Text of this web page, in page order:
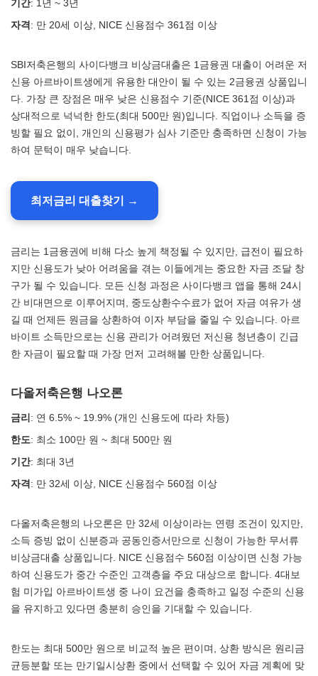
기간: 1년 ~ 3년
자격 : 만 20세 이상, NICE 신용점수 361점 이상
SBI저축은행의 사이다뱅크 비상금대출은 1금융권 대출이 어려운 저
신용 아르바이트생에게 유용한 대안이 될 수 있는 2금융권 상품입니
다. 가장 큰 장점은 매우 낮은 신용점수 기준(NICE 361점 이상)과
상대적으로 넉넉한 한도(최대 500만 원)입니다. 직업이나 소득을 증
빙할 필요 없이, 개인의 신용평가 심사 기준만 충족하면 신청이 가능
하여 문턱이 매우 낮습니다.
최저금리 대출찾기 →
금리는 1금융권에 비해 다소 높게 책정될 수 있지만, 급전이 필요하
지만 신용도가 낮아 어려움을 겪는 이들에게는 중요한 자금 조달 창
구가 될 수 있습니다. 모든 신청 과정은 사이다뱅크 앱을 통해 24시
간 비대면으로 이루어지며, 중도상환수수료가 없어 자금 여유가 생
길 때 언제든 원금을 상환하여 이자 부담을 줄일 수 있습니다. 아르
바이트 소득만으로는 신용 관리가 어려웠던 저신용 청년층이 긴급
한 자금이 필요할 때 가장 먼저 고려해볼 만한 상품입니다.
다올저축은행 나오론
금리 : 연 6.5% ~ 19.9% (개인 신용도에 따라 차등)
한도: 최소 100만 원 ~ 최대 500만 원
기간: 최대 3년
자격 : 만 32세 이상, NICE 신용점수 560점 이상
다올저축은행의 나오론은 만 32세 이상이라는 연령 조건이 있지만,
소득 증빙 없이 신분증과 공동인증서만으로 신청이 가능한 무서류
비상금대출 상품입니다. NICE 신용점수 560점 이상이면 신청 가능
하여 신용도가 중간 수준인 고객층을 주요 대상으로 합니다. 4대보
험 미가입 아르바이트생 중 나이 요건을 충족하고 일정 수준의 신용
을 유지하고 있다면 충분히 승인을 기대할 수 있습니다.
한도는 최대 500만 원으로 비교적 높은 편이며, 상환 방식은 원리금
균등분할 또는 만기일시상환 중에서 선택할 수 있어 자금 계획에 맞